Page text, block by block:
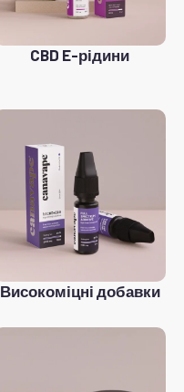
CBD E-рідини
Високоміцні добавки